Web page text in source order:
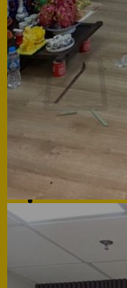
Tìm kiếm:
Chưa có sản
Quay trở lại
Hotline: 0947